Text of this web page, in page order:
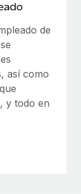
de
así como
y todo en